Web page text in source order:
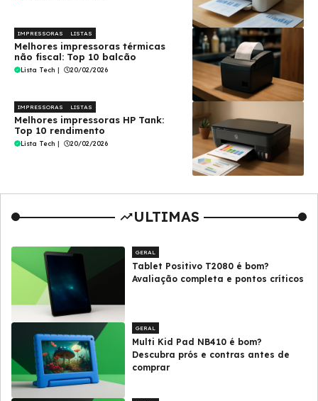
IMPRESSORAS LISTAS
Melhores impressoras térmicas
não fiscal: Top 10 balcão
Lista Tech | 20/02/2026
IMPRESSORAS LISTAS
Melhores impressoras HP Tank:
Top 10 rendimento
Lista Tech | 20/02/2026
ULTIMAS
GERAL
Tablet Positivo T2080 é bom?
Avaliação completa e pontos críticos
GERAL
Multi Kid Pad NB410 é bom?
Descubra prós e contras antes de
comprar